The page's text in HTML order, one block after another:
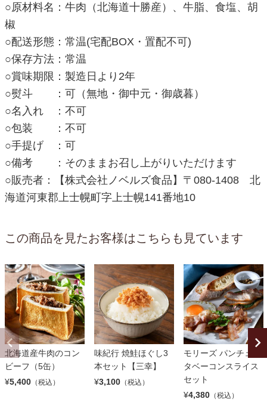
○原材料名：牛肉（北海道十勝産）、牛脂、食塩、胡
椒
○配送形態：常温(宅配BOX・置配不可)
○保存方法：常温
○賞味期限：製造日より2年
○熨斗 ：可（無地・御中元・御歳暮）
○名入れ ：不可
○包装 ：不可
○手提げ ：可
○備考 ：そのままお召し上がりいただけます
○販売者：【株式会社ノベルズ食品】〒080-1408 北
海道河東郡上士幌町字上士幌141番地10
この商品を見たお客様はこちらも見ています
北海道産牛肉のコン
ビーフ（5缶）
¥5,400 （税込）
味紀行 焼鮭ほぐし3
本セット【三幸】
¥3,100 （税込）
モリーズ パンチェッ
タベーコンスライス
セット
¥4,380 （税込）